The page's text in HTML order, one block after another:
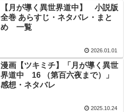
【月が導く異世界道中】 小説版
全巻 あらすじ・ネタバレ・まと
め 一覧
2026.01.01
漫画【ツキミチ】「月が導く異世
界道中 16 （第百六夜まで）」
感想・ネタバレ
2025.10.24